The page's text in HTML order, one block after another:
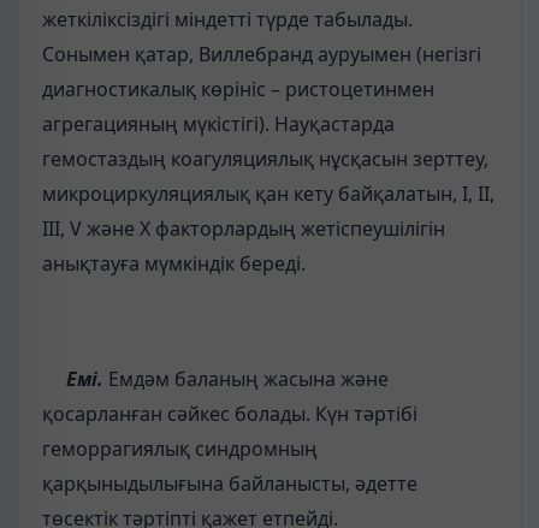
жеткіліксіздігі міндетті түрде табылады.
Сонымен қатар, Виллебранд ауруымен (негізгі
диагностикалық көрініс – ристоцетинмен
агрегацияның мүкістігі). Науқастарда
гемостаздың коагуляциялық нұсқасын зерттеу,
микроциркуляциялық қан кету байқалатын, I, II,
III, V және Х факторлардың жетіспеушілігін
анықтауға мүмкіндік береді.
Емі. Емдәм баланың жасына және
қосарланған сәйкес болады. Күн тәртібі
геморрагиялық синдромның
қарқыныдылығына байланысты, әдетте
төсектік тәртіпті қажет етпейді.